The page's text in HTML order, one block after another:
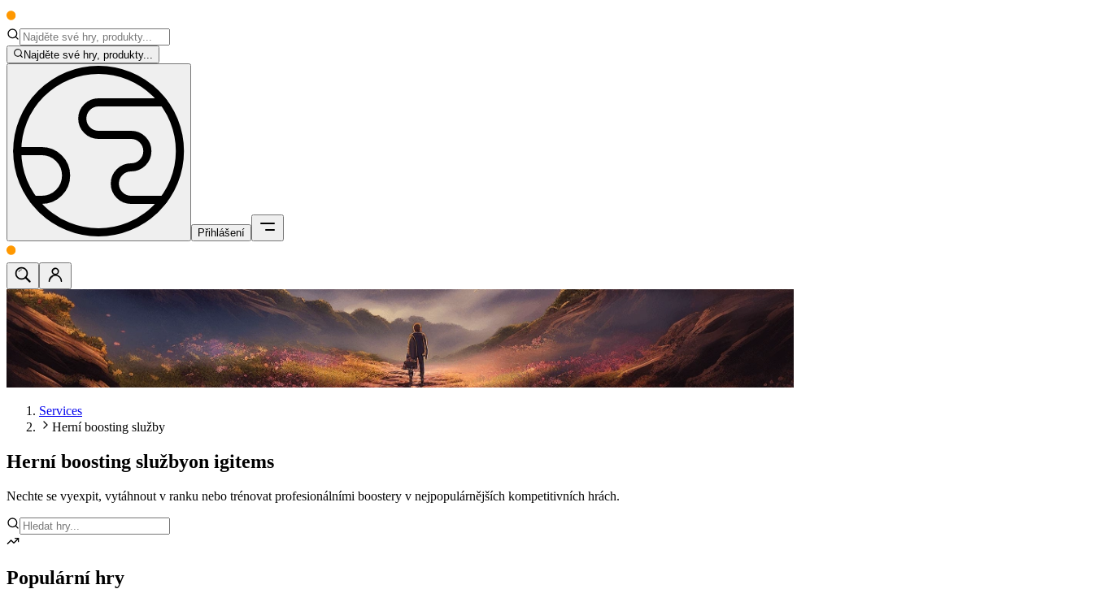
Najděte své hry, produkty...
Přihlášení
Services
Herní boosting služby
Herní boosting službyon igitems
Nechte se vyexpit, vytáhnout v ranku nebo trénovat profesionálními boostery v nejpopulárnějších kompetitivních hrách.
Populární hry